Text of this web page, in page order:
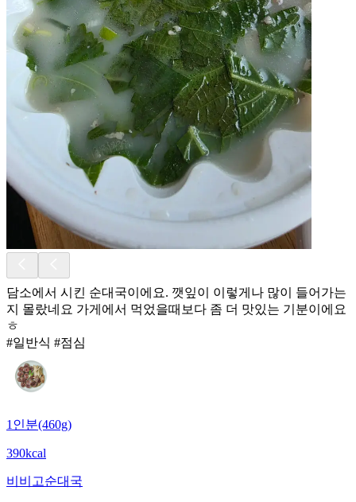
담소에서 시킨 순대국이에요. 깻잎이 이렇게나 많이 들어가는
지 몰랐네요 가게에서 먹었을때보다 좀 더 맛있는 기분이에요
ㅎ
#일반식 #점심
1인분(460g)
390kcal
비비고순대국